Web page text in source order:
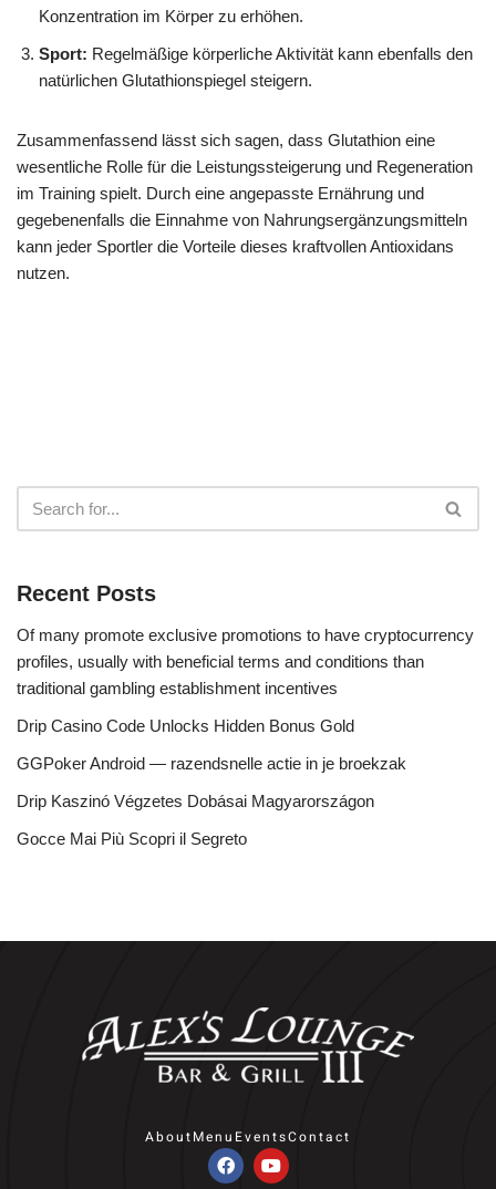
Konzentration im Körper zu erhöhen.
Sport: Regelmäßige körperliche Aktivität kann ebenfalls den
natürlichen Glutathionspiegel steigern.
Zusammenfassend lässt sich sagen, dass Glutathion eine
wesentliche Rolle für die Leistungssteigerung und Regeneration
im Training spielt. Durch eine angepasste Ernährung und
gegebenenfalls die Einnahme von Nahrungsergänzungsmitteln
kann jeder Sportler die Vorteile dieses kraftvollen Antioxidans
nutzen.
Recent Posts
Of many promote exclusive promotions to have cryptocurrency
profiles, usually with beneficial terms and conditions than
traditional gambling establishment incentives
Drip Casino Code Unlocks Hidden Bonus Gold
GGPoker Android — razendsnelle actie in je broekzak
Drip Kaszinó Végzetes Dobásai Magyarországon
Gocce Mai Più Scopri il Segreto
AboutMenu EventsContact